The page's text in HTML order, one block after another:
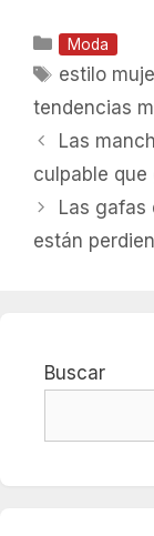
Categorías
Moda
Etiquetas
estilo
tendencias
Las
culpable
Las gafas
están
Buscar